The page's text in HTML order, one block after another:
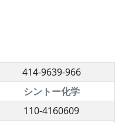
414-9639-966
シントー化学
110-4160609